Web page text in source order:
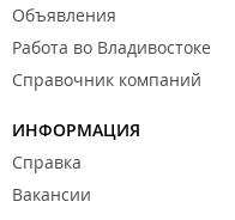
Объявления
Работа во Владивостоке
Справочник компаний
ИНФОРМАЦИЯ
Справка
Вакансии